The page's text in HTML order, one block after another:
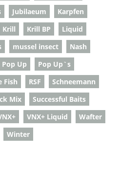
Jubilaeum
Karpfen
Krill Krill BP
Liquid
mussel insect
Nash
Pop Up
Pop Up`s
Fish RSF
Schneemann
Mix
Successful Baits
VNX+ Liquid
Wafter
Winter